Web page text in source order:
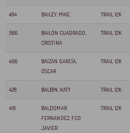
494 BAILEY, MIKE TRAIL 12K
566
BAILÓN CUADRADO,
CRISTINA
TRAIL 12K
466
BAIZÁN GARCÍA,
ÓSCAR
TRAIL 12K
428 BALBÍN, KATY TRAIL 12K
419
BALDOMAR
FERNANDEZ, FCO
JAVIER
TRAIL 12K